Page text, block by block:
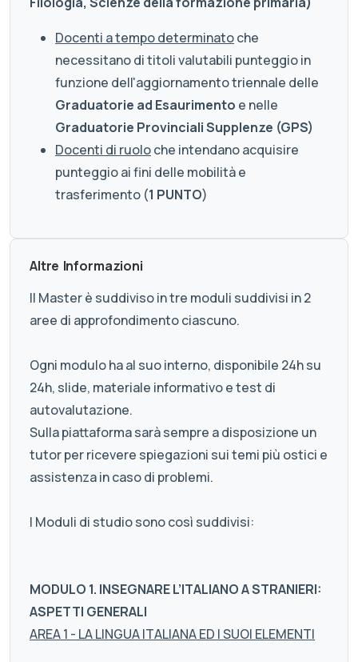
Docenti a tempo determinatoche
necessitano di titoli valutabili punteggio in
funzione dell'aggiornamento triennale delle
Graduatorie ad Esaurimento e nelle
Graduatorie Provinciali Supplenze (GPS)
Docenti di ruoloche intendano acquisire
punteggio ai fini delle mobilità e
trasferimento (1 PUNTO)
Altre Informazioni
Il Master è suddiviso in tre moduli suddivisi in 2
aree di approfondimento ciascuno.
Ogni modulo ha al suo interno, disponibile 24h su
24h, slide, materiale informativo e test di
autovalutazione.
Sulla piattaforma sarà sempre a disposizione un
tutor per ricevere spiegazioni sui temi più ostici e
assistenza in caso di problemi.
I Moduli di studio sono così suddivisi:
MODULO 1. INSEGNARE L’ITALIANO A STRANIERI:
ASPETTI GENERALI
AREA 1 - LA LINGUA ITALIANA ED I SUOI ELEMENTI